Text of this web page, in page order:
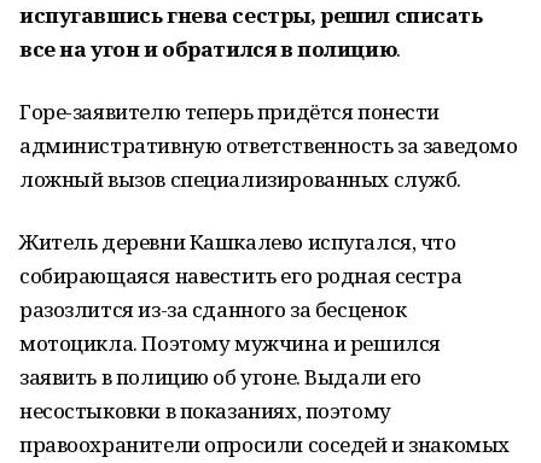
испугавшись гнева сестры, решил списать
все на угон и обратился в полицию.
Горе-заявителю теперь придётся понести
административную ответственность за заведомо
ложный вызов специализированных служб.
Житель деревни Кашкалево испугался, что
собирающаяся навестить его родная сестра
разозлится из-за сданного за бесценок
мотоцикла. Поэтому мужчина и решился
заявить в полицию об угоне. Выдали его
несостыковки в показаниях, поэтому
правоохранители опросили соседей и знакомых